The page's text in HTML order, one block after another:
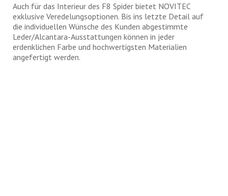
Auch für das Interieur des F8 Spider bietet NOVITEC
exklusive Veredelungsoptionen. Bis ins letzte Detail auf
die individuellen Wünsche des Kunden abgestimmte
Leder/Alcantara-Ausstattungen können in jeder
erdenklichen Farbe und hochwertigsten Materialien
angefertigt werden.